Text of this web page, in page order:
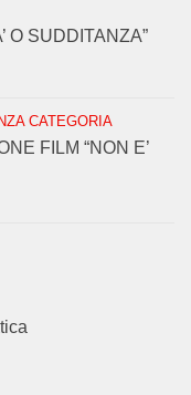
O SUDDITANZA”
CATEGORIA
FILM “NON E’